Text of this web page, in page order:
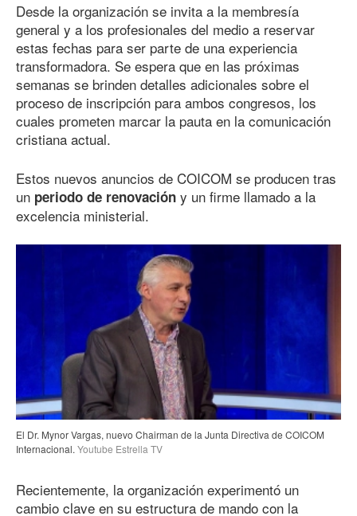
Desde la organización se invita a la membresía
general y a los profesionales del medio a reservar
estas fechas para ser parte de una experiencia
transformadora. Se espera que en las próximas
semanas se brinden detalles adicionales sobre el
proceso de inscripción para ambos congresos, los
cuales prometen marcar la pauta en la comunicación
cristiana actual.
Estos nuevos anuncios de COICOM se producen tras
un periodo de renovación y un firme llamado a la
excelencia ministerial.
El Dr. Mynor Vargas, nuevo Chairman de la Junta Directiva de COICOM
Internacional. Youtube Estrella TV
Recientemente, la organización experimentó un
cambio clave en su estructura de mando con la